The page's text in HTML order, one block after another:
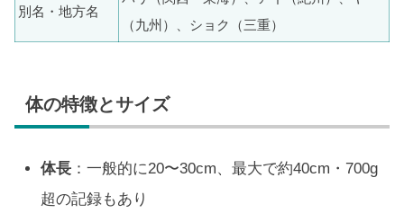
別名・地方名
（九州）、ショク（三重）
体の特徴とサイズ
体長 ：一般的に20〜30cm、最大で約40cm・700g
超の記録もあり